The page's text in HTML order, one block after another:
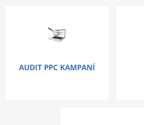
AUDIT PPC KAMPANÍ